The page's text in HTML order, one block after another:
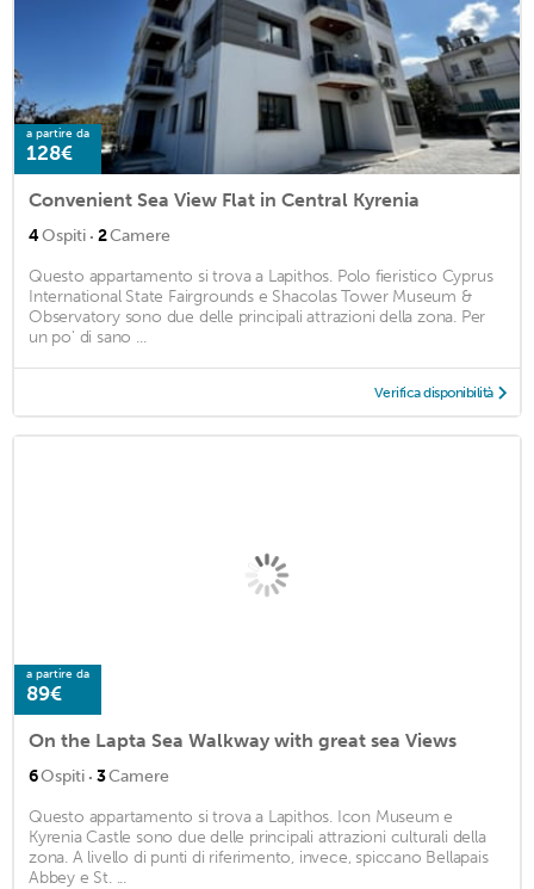
a partire da
128€
Convenient Sea View Flat in Central Kyrenia
4Ospiti · 2Camere
Questo appartamento si trova a Lapithos. Polo fieristico Cyprus
International State Fairgrounds e Shacolas Tower Museum &
Observatory sono due delle principali attrazioni della zona. Per
un po' di sano ...
Verifica disponibilità
a partire da
89€
On the Lapta Sea Walkway with great sea Views
6Ospiti · 3Camere
Questo appartamento si trova a Lapithos. Icon Museum e
Kyrenia Castle sono due delle principali attrazioni culturali della
zona. A livello di punti di riferimento, invece, spiccano Bellapais
Abbey e St. ...